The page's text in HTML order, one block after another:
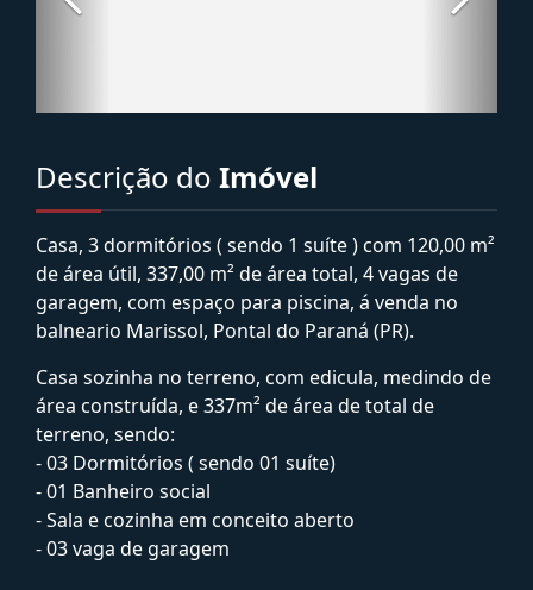
Descrição do Imóvel
Casa, 3 dormitórios ( sendo 1 suíte ) com 120,00 m²
de área útil, 337,00 m² de área total, 4 vagas de
garagem, com espaço para piscina, á venda no
balneario Marissol, Pontal do Paraná (PR).
Casa sozinha no terreno, com edicula, medindo de
área construída, e 337m² de área de total de
terreno, sendo:
- 03 Dormitórios ( sendo 01 suíte)
- 01 Banheiro social
- Sala e cozinha em conceito aberto
- 03 vaga de garagem